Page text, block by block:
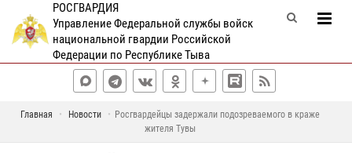
РОСГВАРДИЯ
Управление Федеральной службы войск
национальной гвардии Российской
Федерации по Республике Тыва
Главная Новости
Росгвардейцы задержали подозреваемого в краже
жителя Тувы